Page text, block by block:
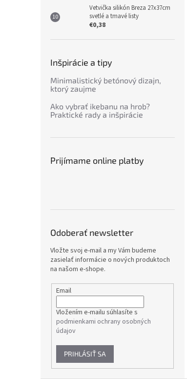
Vetvička silikón Breza 27x37cm
svetlé a tmavé listy
€0,38
Inšpirácie a tipy
Minimalistický betónový dizajn,
ktorý zaujme
Ako vybrať ikebanu na hrob?
Praktické rady a inšpirácie
Prijímame online platby
Odoberať newsletter
Vložte svoj e-mail a my Vám budeme
zasielať informácie o nových produktoch
na našom e-shope.
Email
Vložením e-mailu súhlasíte s
podmienkami ochrany osobných
údajov
PRIHLÁSIŤ SA